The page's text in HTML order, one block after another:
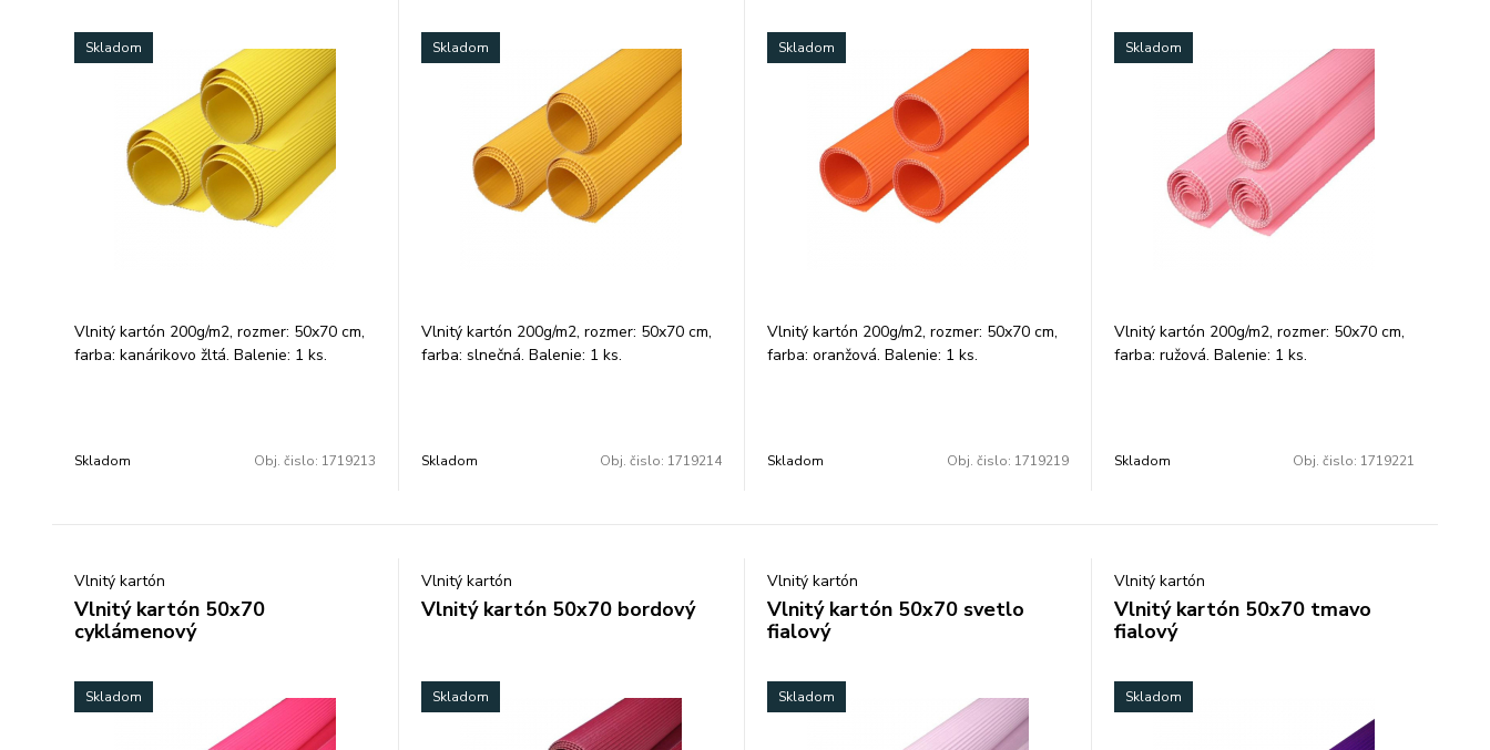
Skladom
Vlnitý kartón 200g/m2, rozmer: 50x70 cm,
farba: kanárikovo žltá. Balenie: 1 ks.
Skladom Obj. čislo: 1719213
Skladom
Vlnitý kartón 200g/m2, rozmer: 50x70 cm,
farba: slnečná. Balenie: 1 ks.
Skladom Obj. čislo: 1719214
Skladom
Vlnitý kartón 200g/m2, rozmer: 50x70 cm,
farba: oranžová. Balenie: 1 ks.
Skladom Obj. čislo: 1719219
Skladom
Vlnitý kartón 200g/m2, rozmer: 50x70 cm,
farba: ružová. Balenie: 1 ks.
Skladom Obj. čislo: 1719221
Vlnitý kartón
Vlnitý kartón 50x70
cyklámenový
Skladom
Vlnitý kartón
Vlnitý kartón 50x70 bordový
Skladom
Vlnitý kartón
Vlnitý kartón 50x70 svetlo
fialový
Skladom
Vlnitý kartón
Vlnitý kartón 50x70 tmavo
fialový
Skladom